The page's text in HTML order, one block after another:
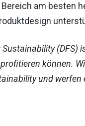
am besten
(DFS)
können.
und